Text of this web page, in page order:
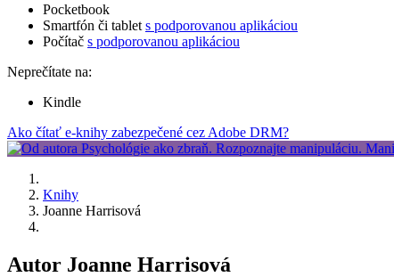
Pocketbook
Smartfón či tablet s podporovanou aplikáciou
Počítač s podporovanou aplikáciou
Neprečítate na:
Kindle
Ako čítať e-knihy zabezpečené cez Adobe DRM?
Knihy
Joanne Harrisová
Autor Joanne Harrisová